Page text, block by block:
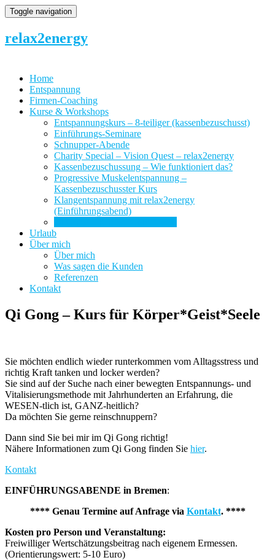
Toggle navigation
relax2energy
Home
Entspannung
Firmen-Coaching
Kurse & Workshops
Entspannungskurs – 8-teiliger (kassenbezuschusst)
Einführungs-Seminare
Schnupper-Abende
Charity Special – Vision Quest – relax2energy
Kassenbezuschussung – Wie funktioniert das?
Progressive Muskelentspannung –
Kassenbezuschusster Kurs
Klangentspannung mit relax2energy
(Einführungsabend)
Urlaub
Über mich
Über mich
Was sagen die Kunden
Referenzen
Kontakt
Qi Gong – Kurs für Körper*Geist*Seele
Sie möchten endlich wieder runterkommen vom Alltagsstress und
richtig Kraft tanken und locker werden?
Sie sind auf der Suche nach einer bewegten Entspannungs- und
Vitalisierungsmethode mit Jahrhunderten an Erfahrung, die
WESEN-tlich ist, GANZ-heitlich?
Da möchten Sie gerne reinschnuppern?
Dann sind Sie bei mir im Qi Gong richtig!
Nähere Informationen zum Qi Gong finden Sie hier.
Kontakt
EINFÜHRUNGSABENDE in Bremen:
**** Genau Termine auf Anfrage via Kontakt. ****
Kosten pro Person und Veranstaltung:
Freiwilliger Wertschätzungsbeitrag nach eigenem Ermessen.
(Orientierungswert: 5-10 Euro)